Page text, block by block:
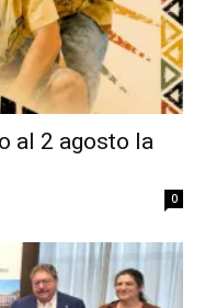
al 2 agosto la
0